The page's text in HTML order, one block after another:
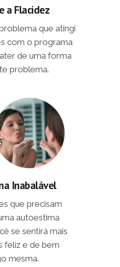
a Flacidez
que atingi
com o programa
de uma forma
problema.
Inabalável
que precisam
autoestima
se sentirá mais
feliz e de bem
mesma.